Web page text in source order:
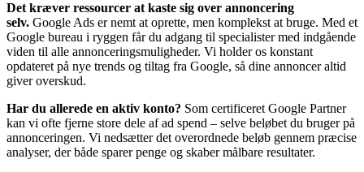
Det kræver ressourcer at kaste sig over annoncering
selv. Google Ads er nemt at oprette, men komplekst at bruge. Med et
Google bureau i ryggen får du adgang til specialister med indgående
viden til alle annonceringsmuligheder. Vi holder os konstant
opdateret på nye trends og tiltag fra Google, så dine annoncer altid
giver overskud.
Har du allerede en aktiv konto? Som certificeret Google Partner
kan vi ofte fjerne store dele af ad spend – selve beløbet du bruger på
annonceringen. Vi nedsætter det overordnede beløb gennem præcise
analyser, der både sparer penge og skaber målbare resultater.